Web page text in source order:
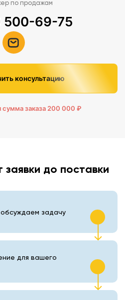
по продажам
500-69-75
консультацию
заказа 200 000 ₽
до поставки
задачу
для вашего